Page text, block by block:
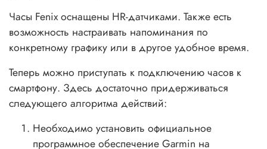
Часы Fenix оснащены HR-датчиками. Также есть
возможность настраивать напоминания по
конкретному графику или в другое удобное время.
Теперь можно приступать к подключению часов к
смартфону. Здесь достаточно придерживаться
следующего алгоритма действий:
Необходимо установить официальное
программное обеспечение Garmin на